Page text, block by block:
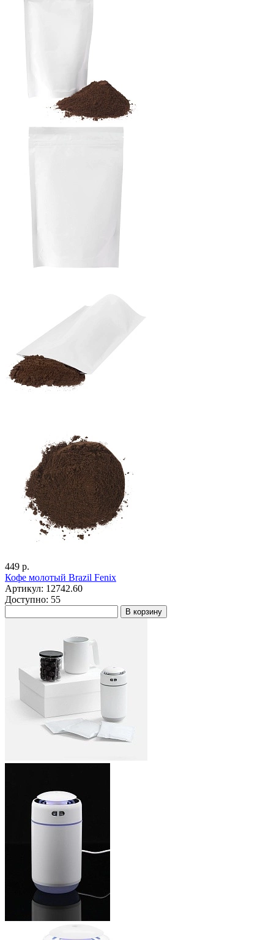
449 р.
Кофе молотый Brazil Fenix
Артикул: 12742.60
Доступно: 55
В корзину